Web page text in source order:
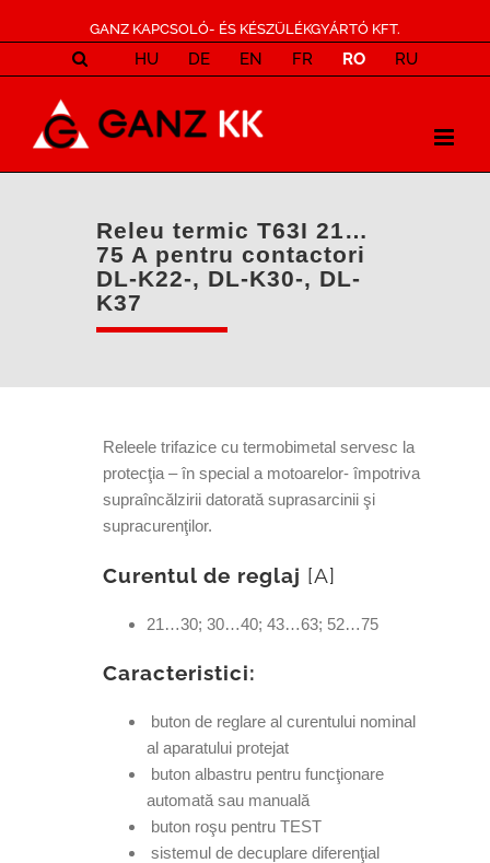
GANZ KAPCSOLÓ- ÉS KÉSZÜLÉKGYÁRTÓ KFT.
HU DE EN FR RO RU
Releu termic T63I 21…
75 A pentru contactori
DL-K22-, DL-K30-, DL-
K37
Releele trifazice cu termobimetal servesc la
protecţia – în special a motoarelor- împotriva
supraîncălzirii datorată suprasarcinii şi
supracurenţilor.
Curentul de reglaj [A]
21…30; 30…40; 43…63; 52…75
Caracteristici:
buton de reglare al curentului nominal
al aparatului protejat
buton albastru pentru funcţionare
automată sau manuală
buton roşu pentru TEST
sistemul de decuplare diferenţial